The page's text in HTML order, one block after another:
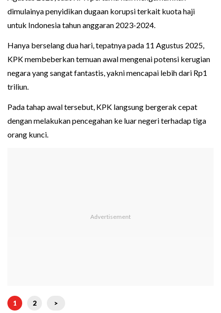
dimulainya penyidikan dugaan korupsi terkait kuota haji
untuk Indonesia tahun anggaran 2023-2024.
Hanya berselang dua hari, tepatnya pada 11 Agustus 2025,
KPK membeberkan temuan awal mengenai potensi kerugian
negara yang sangat fantastis, yakni mencapai lebih dari Rp1
triliun.
Pada tahap awal tersebut, KPK langsung bergerak cepat
dengan melakukan pencegahan ke luar negeri terhadap tiga
orang kunci.
1 2 >